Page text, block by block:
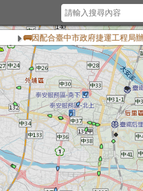
🚌因配合臺中市政府捷運工程局辦理「